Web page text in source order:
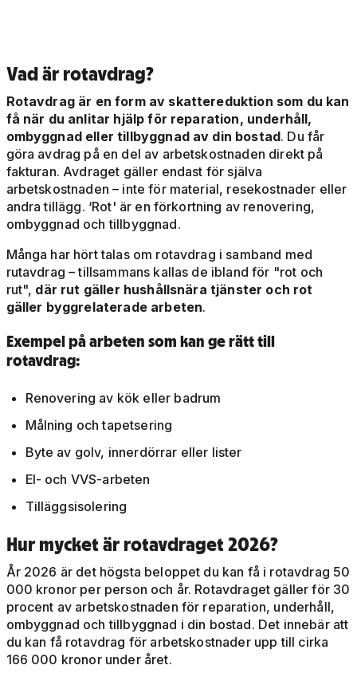
Vad är rotavdrag?
Rotavdrag är en form av skattereduktion som du kan
få när du anlitar hjälp för reparation, underhåll,
ombyggnad eller tillbyggnad av din bostad. Du får
göra avdrag på en del av arbetskostnaden direkt på
fakturan. Avdraget gäller endast för själva
arbetskostnaden – inte för material, resekostnader eller
andra tillägg. ‘Rot' är en förkortning av renovering,
ombyggnad och tillbyggnad.
Många har hört talas om rotavdrag i samband med
rutavdrag – tillsammans kallas de ibland för "rot och
rut", där rut gäller hushållsnära tjänster och rot
gäller byggrelaterade arbeten.
Exempel på arbeten som kan ge rätt till
rotavdrag:
Renovering av kök eller badrum
Målning och tapetsering
Byte av golv, innerdörrar eller lister
El- och VVS-arbeten
Tilläggsisolering
Hur mycket är rotavdraget 2026?
År 2026 är det högsta beloppet du kan få i rotavdrag 50
000 kronor per person och år. Rotavdraget gäller för 30
procent av arbetskostnaden för reparation, underhåll,
ombyggnad och tillbyggnad i din bostad. Det innebär att
du kan få rotavdrag för arbetskostnader upp till cirka
166 000 kronor under året.